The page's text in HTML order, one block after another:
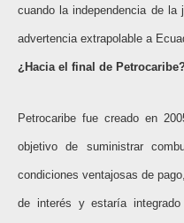
cuando la independencia de la
advertencia extrapolable a
¿Hacia el final de Petrocaribe?
Petrocaribe fue creado en
objetivo de suministrar
condiciones ventajosas de
de interés y estaría